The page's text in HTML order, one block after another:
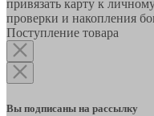
привязать карту к
проверки и накопления
Поступление товара
Вы подписаны на рассылку